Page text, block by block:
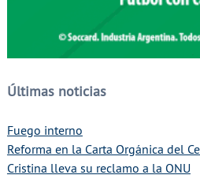
Últimas noticias
Fuego interno
Reforma en la Carta Orgánica del
Cristina lleva su reclamo a la ONU